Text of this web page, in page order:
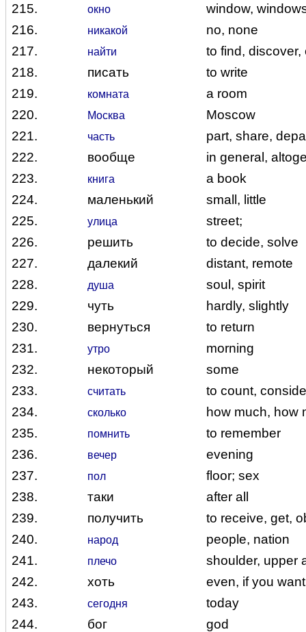
215.
окно
window,
216.
никакой
no, none
217.
найти
to find, discover,
218.
писать
to write
219.
комната
a room
220.
Москва
Moscow
221.
часть
part, share,
222.
вообще
in general,
223.
книга
a book
224.
маленький
small, little
225.
улица
street;
226.
решить
to decide, solve
227.
далекий
distant, remote
228.
душа
soul, spirit
229.
чуть
hardly, slightly
230.
вернуться
to return
231.
утро
morning
232.
некоторый
some
233.
считать
to count,
234.
сколько
how much, how
235.
помнить
to remember
236.
вечер
evening
237.
пол
floor; sex
238.
таки
after all
239.
получить
to receive, get,
240.
народ
people, nation
241.
плечо
shoulder, upper
242.
хоть
even, if you
243.
сегодня
today
244.
бог
god